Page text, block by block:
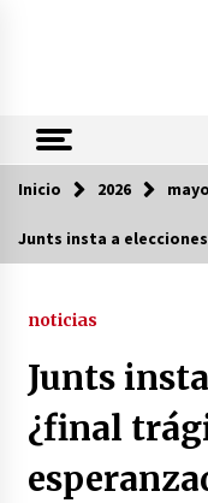
Tendencia
2
Inicio 2026 mayo
Junts insta a
noticias
Junts
¿final